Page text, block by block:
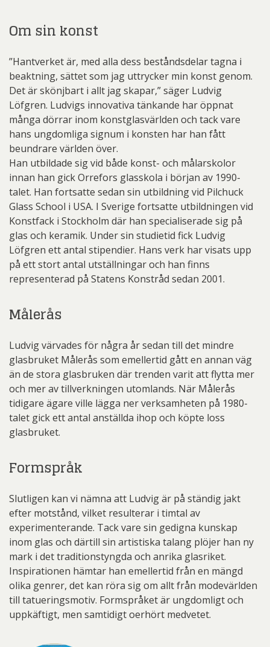
Om sin konst
”Hantverket är, med alla dess beståndsdelar tagna i
beaktning, sättet som jag uttrycker min konst genom.
Det är skönjbart i allt jag skapar,” säger Ludvig
Löfgren. Ludvigs innovativa tänkande har öppnat
många dörrar inom konstglasvärlden och tack vare
hans ungdomliga signum i konsten har han fått
beundrare världen över.
Han utbildade sig vid både konst- och målarskolor
innan han gick Orrefors glasskola i början av 1990-
talet. Han fortsatte sedan sin utbildning vid Pilchuck
Glass School i USA. I Sverige fortsatte utbildningen vid
Konstfack i Stockholm där han specialiserade sig på
glas och keramik. Under sin studietid fick Ludvig
Löfgren ett antal stipendier. Hans verk har visats upp
på ett stort antal utställningar och han finns
representerad på Statens Konstråd sedan 2001.
Målerås
Ludvig värvades för några år sedan till det mindre
glasbruket Målerås som emellertid gått en annan väg
än de stora glasbruken där trenden varit att flytta mer
och mer av tillverkningen utomlands. När Målerås
tidigare ägare ville lägga ner verksamheten på 1980-
talet gick ett antal anställda ihop och köpte loss
glasbruket.
Formspråk
Slutligen kan vi nämna att Ludvig är på ständig jakt
efter motstånd, vilket resulterar i timtal av
experimenterande. Tack vare sin gedigna kunskap
inom glas och därtill sin artistiska talang plöjer han ny
mark i det traditionstyngda och anrika glasriket.
Inspirationen hämtar han emellertid från en mängd
olika genrer, det kan röra sig om allt från modevärlden
till tatueringsmotiv. Formspråket är ungdomligt och
uppkäftigt, men samtidigt oerhört medvetet.